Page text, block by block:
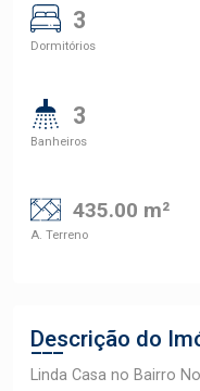
3
Dormitórios
3
Banheiros
435.00 m²
A. Terreno
Descrição do
Linda Casa no Bairro